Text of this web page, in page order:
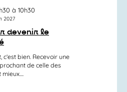
à 10h30
2027
devenir le
bien. Recevoir une
de celle des